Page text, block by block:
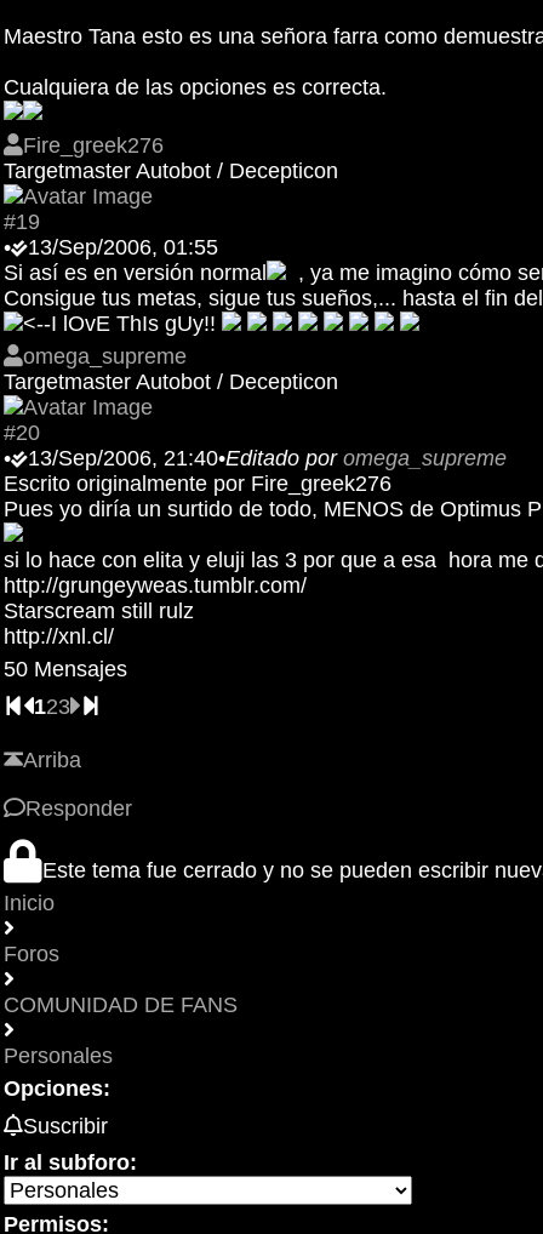
Maestro Tana esto es una señora farra como
Cualquiera de las opciones es correcta.
Fire_greek276
Targetmaster Autobot / Decepticon
#19
•
13/Sep/2006, 01:55
Si así es en versión normal
, ya me imagino cómo
Consigue tus metas, sigue tus sueños,... hasta el fin
<--I lOvE ThIs gUy!!
omega_supreme
Targetmaster Autobot / Decepticon
#20
•
13/Sep/2006, 21:40•Editado por omega_supreme
Escrito originalmente por Fire_greek276
Pues yo diría un surtido de todo, MENOS de Optimus
si lo hace con elita y eluji las 3 por que a esa hora me
http://grungeyweas.tumblr.com/
Starscream still rulz
http://xnl.cl/
50 Mensajes
123
Arriba
Responder
Este tema fue cerrado y no se pueden escribir
Inicio
Foros
COMUNIDAD DE FANS
Personales
Opciones:
Suscribir
Ir al subforo:
Permisos: